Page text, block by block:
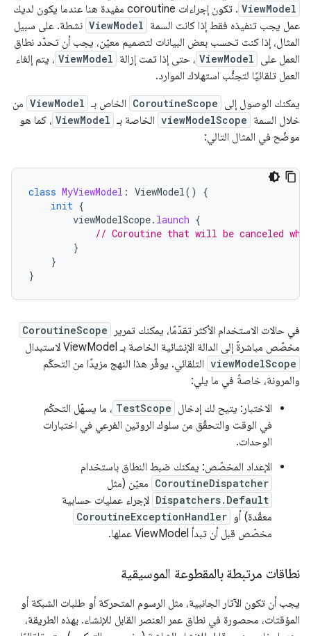
ViewModel
. تكون إجراءات coroutine مفيدة هنا عندما يكون لديك
عمل يجب تنفيذه فقط إذا كانت السمة ViewModel نشطة. على سبيل
المثال، إذا كنت تحسب بعض البيانات لتصميم معيّن، يجب أن تحدّد نطاق
العمل على ViewModel ، حتى إذا تمت إزالة ViewModel ، يتم إلغاء
العمل تلقائيًا لتجنُّب استهلاك الموارد.
يمكنك الوصول إلى CoroutineScope الخاص بـ ViewModel من
خلال السمة viewModelScope الخاصة بـ ViewModel ، كما هو
موضّح في المثال التالي:
class MyViewModel : ViewModel()
{
init {
viewModelScope. launch {
// Coroutine that will be canceled
}
}
}
في حالات الاستخدام الأكثر تقدّمًا، يمكنك تمرير CoroutineScope
مخصّص مباشرةً إلى الدالة الإنشائية الخاصة بـ ViewModel لاستبدال
viewModelScope التلقائي. يوفّر هذا النهج مزيدًا من التحكّم
والمرونة، خاصةً في ما يلي:
الاختبار: يتيح لك إدخال TestScope ، ما يسهّل التحكّم
في الوقت والتحقّق من سلوك الروتين الفرعي في اختبارات
الوحدات.
الإعداد المخصّص: يمكنك ضبط النطاق باستخدام
CoroutineDispatcher معيّن (مثل
Dispatchers.Default لإجراء عمليات حسابية
معقّدة) أو CoroutineExceptionHandler
مخصّص قبل أن تبدأ ViewModel عملها.
نطاقات مرتبطة بالمقطوعة الموسيقية
يجب أن تكون الآثار الجانبية، مثل الرسوم المتحركة أو طلبات الشبكة أو
المؤقتات، محصورة في نطاق عمر العنصر القابل للإنشاء. بهذه الطريقة،